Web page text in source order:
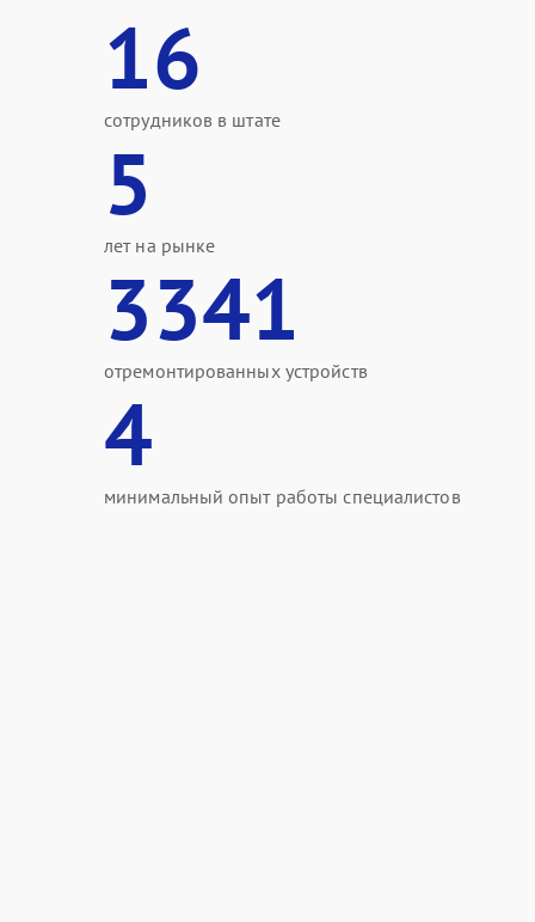
16
сотрудников в штате
5
лет на рынке
3341
отремонтированных устройств
4
минимальный опыт работы специалистов